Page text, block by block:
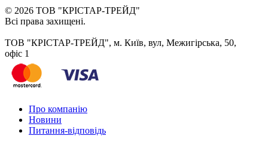
© 2026 ТОВ "КРІСТАР-ТРЕЙД"
Всі права захищені.
ТОВ "КРІСТАР-ТРЕЙД", м. Київ, вул, Межигірська, 50,
офіс 1
Про компанію
Новини
Питання-відповідь